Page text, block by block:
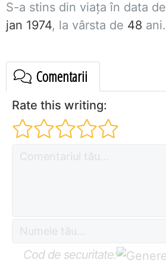
S-a stins din viaţa în data de
jan 1974, la vârsta de 48 ani.
Comentarii
Rate this writing:
Cod de securitate: